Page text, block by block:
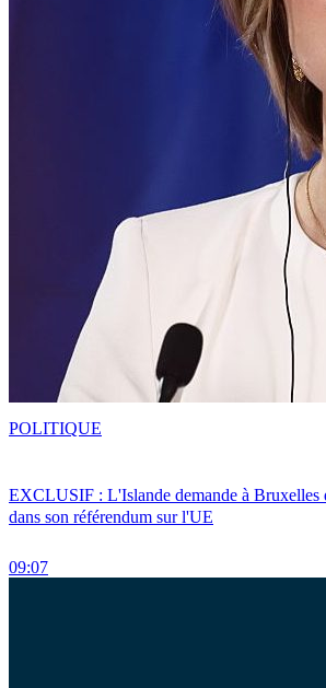
EXCLUSIF : L'Islande demande à Bruxelles
dans son référendum sur l'UE
09:07
POLITIQUE